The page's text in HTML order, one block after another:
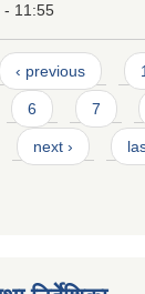
- 11:55
‹ previous 1
6 7
next ›